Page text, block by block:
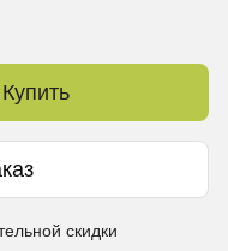
Купить
скидки